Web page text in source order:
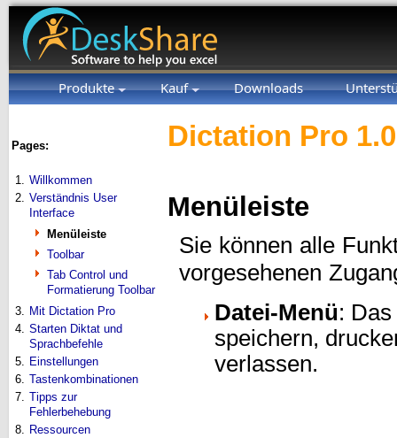
Produkte Kauf Downloads
Pages:
1. Willkommen
2. Verständnis User
Interface
Menüleiste
Toolbar
Tab Control und
Formatierung Toolbar
3. Mit Dictation Pro
4. Starten Diktat und
Sprachbefehle
5. Einstellungen
6. Tastenkombinationen
7. Tipps zur
Fehlerbehebung
8. Ressourcen
Dictation Pro
Menüleiste
Sie können alle
vorgesehenen
Datei-Menü:
speichern,
verlassen.